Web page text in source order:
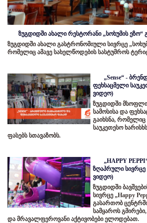
ზუგდიდში ახალი რესტორანი „სოხუმის ეზო“
ზუგდიდში ახალი გასტრონომიული სივრცე
რომელიც ამავე სახელწოდების სასტუმროს
„Sense“ -
ფეხსაცმელი
ვიდეო)
ზუგდიდში
სამოსისა და
გაიხსნა,
საუკეთესო
ფასებს სთავაზობს.
„HAPPY
ზღაპრული სივრცე
ვიდეო)
ზუგდიდში
სივრცე „Happy
გასართობ
სამყაროს
და მრავალფეროვანი აქტივობები ელოდებათ.